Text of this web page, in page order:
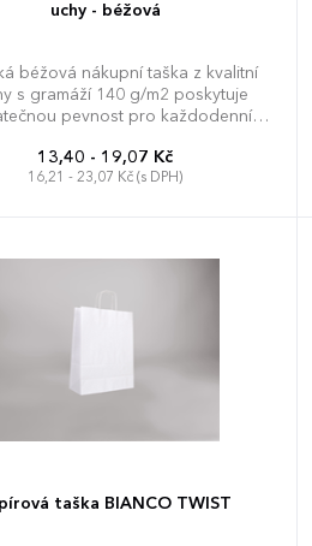
uchy - béžová
béžová nákupní taška z kvalitní
s gramáží 140 g/m2 poskytuje
pevnost pro každodenní
nošení přes rameno a uvolňují
vkládání věcí
lze opatřit potiskem dle vašich
13,40 - 19,07 Kč
16,21 - 23,07 Kč (s DPH)
taška BIANCO TWIST